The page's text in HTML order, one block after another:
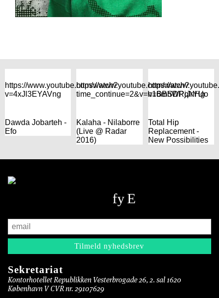
https://www.youtube.com/watch?
v=4xJl3EYAVng
Dawda Jobarteh -
Efo
https://www.youtube.com/watch?
time_continue=2&v=h16mhWPqNHg
Kalaha - Nilaborre
(Live @ Radar
2016)
https://
v=BBSDRjJrYUo
Total Hip
Replacement -
New Possibilities
Sekretariat
Kontorhotellet Republikken Vesterbrogade 26, 2. sal 1620
København V CVR nr. 29107629